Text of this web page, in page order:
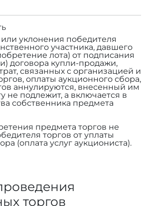
или уклонения победителя
участника, давшего
лота) от подписания
договора купли-продажи,
связанных с организацией и
оплаты аукционного сбора,
аннулируются, внесенный им
не подлежит, а включается в
собственника предмета
предмета торгов не
торгов от уплаты
(оплата услуг аукциониста).
торгов